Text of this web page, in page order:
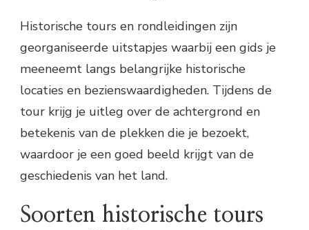
Historische tours en rondleidingen zijn
georganiseerde uitstapjes waarbij een gids je
meeneemt langs belangrijke historische
locaties en bezienswaardigheden. Tijdens de
tour krijg je uitleg over de achtergrond en
betekenis van de plekken die je bezoekt,
waardoor je een goed beeld krijgt van de
geschiedenis van het land.
Soorten historische tours